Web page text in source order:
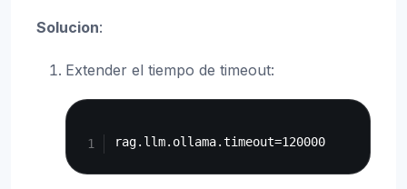
Solucion:
Extender el tiempo de timeout: